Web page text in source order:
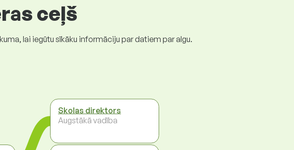
ceļš
lai iegūtu sīkāku informāciju par datiem par algu.
Skolas direktors
Augstākā vadība